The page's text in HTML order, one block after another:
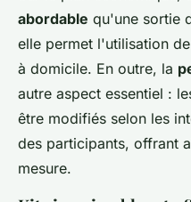
abordable qu'une sortie
elle permet l'utilisation
à domicile. En outre, la
autre aspect essentiel :
être modifiés selon les
des participants, offrant
mesure.